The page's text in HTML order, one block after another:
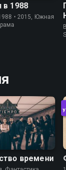
в 1988
• 2015, Южная
времени